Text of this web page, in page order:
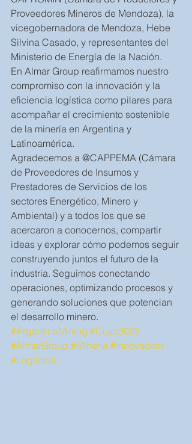
Proveedores Mineros de Mendoza), la
vicegobernadora de Mendoza, Hebe
Silvina Casado, y representantes del
Ministerio de Energía de la Nación.
En Almar Group reafirmamos nuestro
compromiso con la innovación y la
eficiencia logística como pilares para
acompañar el crecimiento sostenible
de la minería en Argentina y
Latinoamérica.
Agradecemos a @CAPPEMA (Cámara
de Proveedores de Insumos y
Prestadores de Servicios de los
sectores Energético, Minero y
Ambiental) y a todos los que se
acercaron a conocernos, compartir
ideas y explorar cómo podemos seguir
construyendo juntos el futuro de la
industria. Seguimos conectando
operaciones, optimizando procesos y
generando soluciones que potencian
el desarrollo minero.
#ArgentinaMining #Cuyo2025
#AlmarGroup #Minería #Innovación
#Logística